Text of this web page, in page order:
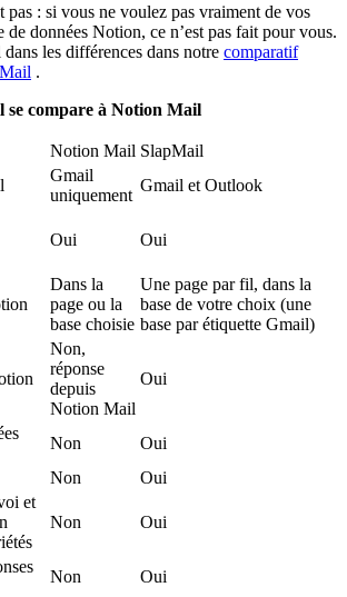
pas : si vous ne voulez pas vraiment de vos
de données Notion, ce n’est pas fait pour vous.
dans les différences dans notre comparatif
.
se compare à Notion Mail
Notion Mail SlapMail
Gmail
uniquement
Gmail et Outlook
Oui Oui
Dans la
page ou la
base choisie
Une page par fil, dans la
base de votre choix (une
base par étiquette Gmail)
Non,
réponse
depuis
Notion Mail
Oui
Non
Oui
Non
Oui
et
Non Oui
Non
Oui